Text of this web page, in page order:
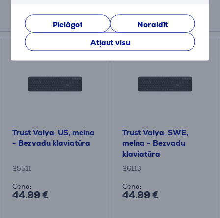
Pielāgot
Noraidīt
Atļaut visu
Saistītās preces
Trust Vaiya, US, melna
- Bezvadu klaviatūra
25511
Cena:
44.99 €
Trust Vaiya, SWE,
melna - Bezvadu
klaviatūra
26113
Cena:
44.99 €